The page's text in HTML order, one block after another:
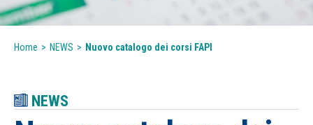
Home > NEWS > Nuovo catalogo dei corsi FAPI
NEWS